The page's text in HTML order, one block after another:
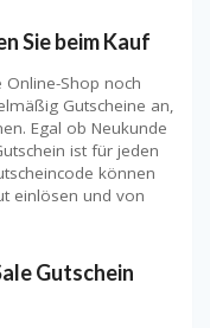
Sie beim Kauf
Online-Shop noch
Gutscheine an,
Egal ob Neukunde
ist für jeden
können
einlösen und von
Gutschein